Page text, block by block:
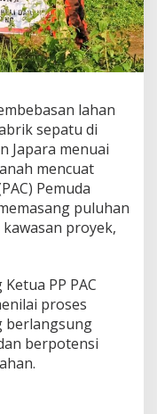
lahan
sepatu di
Japara menuai
mencuat
Pemuda
puluhan
proyek,
PP PAC
proses
berlangsung
berpotensi